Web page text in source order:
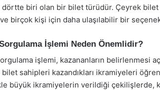
biri olan bir bilet türüdür. Çeyrek bilet
birçok kişi için daha ulaşılabilir bir
İşlemi Neden Önemlidir?
işlemi, kazananların belirlenmesi
bilet sahipleri kazandıkları ikramiyeleri
büyük ikramiyelerin verildiği çekilişlerde,